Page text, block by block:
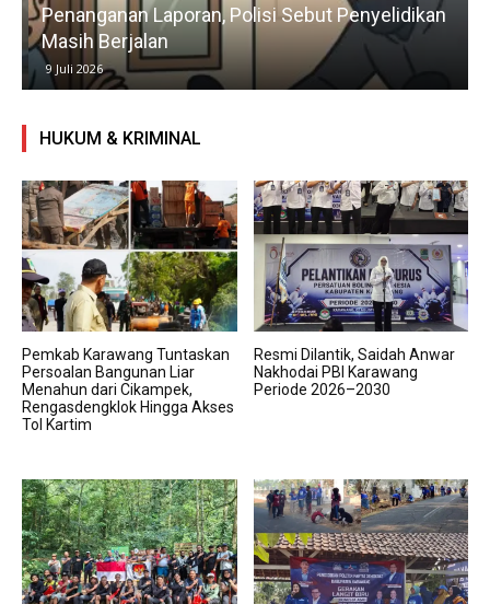
Penanganan Laporan, Polisi Sebut Penyelidikan
Masih Berjalan
9 Juli 2026
HUKUM & KRIMINAL
Pemkab Karawang Tuntaskan
Persoalan Bangunan Liar
Menahun dari Cikampek,
Rengasdengklok Hingga Akses
Tol Kartim
Resmi Dilantik, Saidah Anwar
Nakhodai PBI Karawang
Periode 2026–2030